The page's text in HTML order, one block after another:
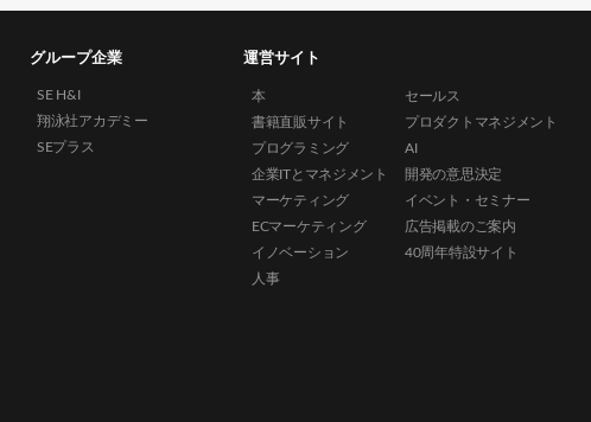
グループ企業
SE H&I
翔泳社アカデミー
SEプラス
運営サイト
本
書籍直販サイト
プログラミング
企業ITとマネジメント
マーケティング
ECマーケティング
イノベーション
人事
セールス
プロダクトマネジメント
AI
開発の意思決定
イベント・セミナー
広告掲載のご案内
40周年特設サイト